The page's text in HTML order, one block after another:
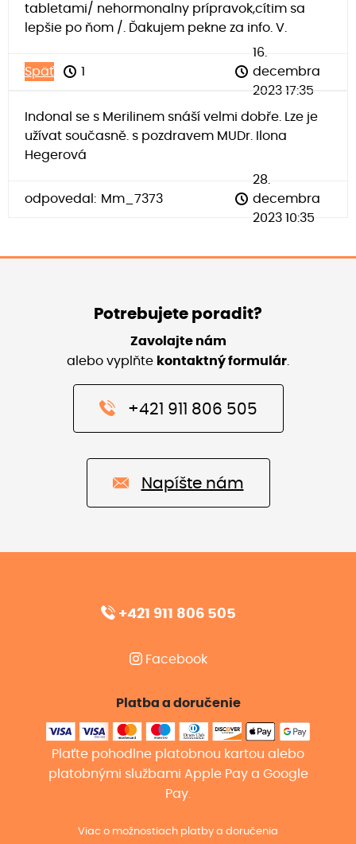
tabletami/ nehormonalny prípravok,cítim sa
lepšie po ňom /. Ďakujem pekne za info. V.
Späť 1
16.
decembra
2023 17:35
Indonal se s Merilinem snáší velmi dobře. Lze je
užívat současně. s pozdravem MUDr. Ilona
Hegerová
odpovedal: Mm_7373
28.
decembra
2023 10:35
Potrebujete poradit?
Zavolajte nám
alebo vyplňte kontaktný formulár
+421 911 806 505
Napíšte nám
+421 911 806 505
Facebook
Platba a doručenie
Plaťte pohodlne platobnou kartou alebo
platobnými službami Apple Pay a Google
Pay.
Viac o možnostiach platby a doručenia